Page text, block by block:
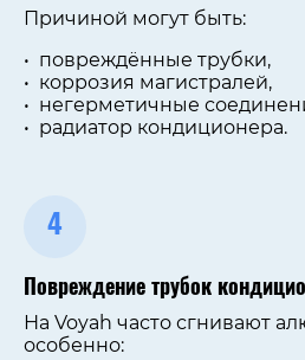
Причиной могут быть:
повреждённые трубки,
коррозия магистралей,
негерметичные
радиатор кондиционера.
4
Повреждение трубок
На Voyah часто сгнивают
особенно: